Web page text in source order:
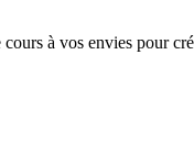
à vos envies pour